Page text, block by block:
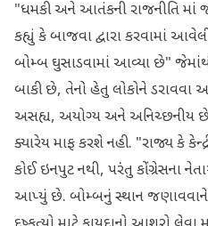
"ધમકી અને આતંકની રાજનીતિ માં
કહ્યું કે બાજવા દ્વારા કરવામાં
બોમ્બ ઘુસાડવામાં આવ્યા છે"
બાકી છે, તેનો હેતુ લોકોને
અસહ્ય, અયોગ્ય અને અનિચ્છનીય
ક્યારેય માફ કરશે નહી. "રાજ્ય કે
કોઈ ઇનપુટ નથી, પરંતુ કોંગ્રેસના
આપ્યું છે. બોમ્બનું સ્થાન